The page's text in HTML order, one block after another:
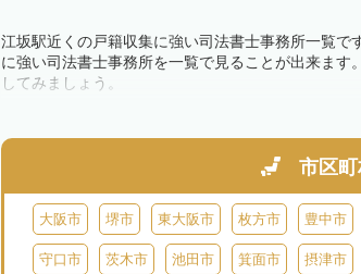
江坂駅近くの戸籍収集に強い司法書士事務所一覧
に強い司法書士事務所を一覧で見ることが出来ま
してみましょう。
市区
大阪市 堺市 東大阪市 枚方市 豊中市
守口市 茨木市 池田市 箕面市 摂津市